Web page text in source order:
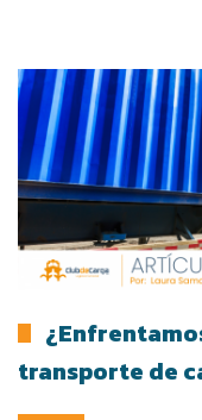
transporte de